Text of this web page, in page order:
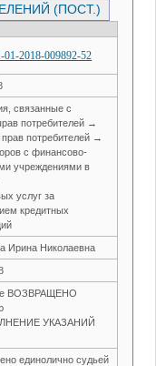
(ПОСТ.)
01-2018-009892-52
связанные с
потребителей →
потребителей →
с финансово-
учреждениями в
услуг за
кредитных
Ирина Николаевна
ВОЗВРАЩЕНО
УКАЗАНИЙ
единолично судьей